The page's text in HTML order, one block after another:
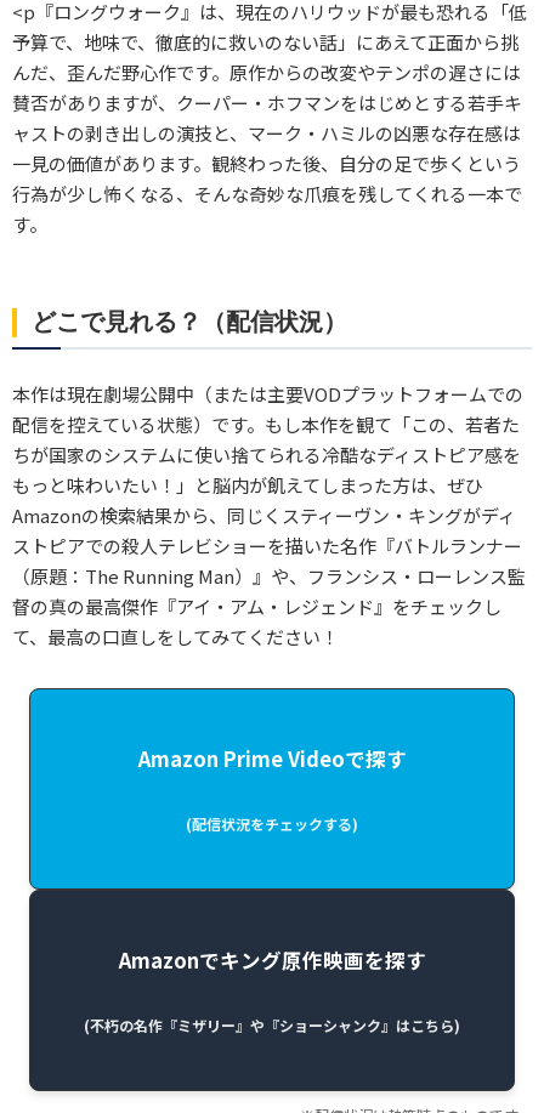
<p『ロングウォーク』は、現在のハリウッドが最も恐れる「低
予算で、地味で、徹底的に救いのない話」にあえて正面から挑
んだ、歪んだ野心作です。原作からの改変やテンポの遅さには
賛否がありますが、クーパー・ホフマンをはじめとする若手キ
ャストの剥き出しの演技と、マーク・ハミルの凶悪な存在感は
一見の価値があります。観終わった後、自分の足で歩くという
行為が少し怖くなる、そんな奇妙な爪痕を残してくれる一本で
す。
どこで見れる？（配信状況）
本作は現在劇場公開中（または主要VODプラットフォームでの
配信を控えている状態）です。もし本作を観て「この、若者た
ちが国家のシステムに使い捨てられる冷酷なディストピア感を
もっと味わいたい！」と脳内が飢えてしまった方は、ぜひ
Amazonの検索結果から、同じくスティーヴン・キングがディ
ストピアでの殺人テレビショーを描いた名作『バトルランナー
（原題：The Running Man）』や、フランシス・ローレンス監
督の真の最高傑作『アイ・アム・レジェンド』をチェックし
て、最高の口直しをしてみてください！
Amazon Prime Videoで探す
(配信状況をチェックする)
Amazonでキング原作映画を探す
(不朽の名作『ミザリー』や『ショーシャンク』はこちら)